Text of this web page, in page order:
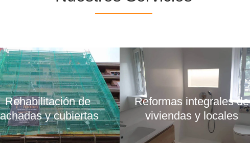
Rehabilitación de
y cubiertas
Reformas integrales de
viviendas y locales